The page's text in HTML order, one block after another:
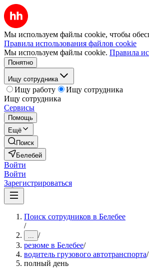
Мы используем файлы cookie, чтобы
Правила использования файлов cookie
Мы используем файлы cookie. Правила
Понятно
Ищу сотрудника
Ищу работу
Ищу сотрудника
Ищу сотрудника
Сервисы
Помощь
Ещё
Поиск
Белебей
Войти
Войти
Зарегистрироваться
Поиск сотрудников в Белебее
/
... /
резюме в Белебее/
водитель грузового автотранспорта/
полный день